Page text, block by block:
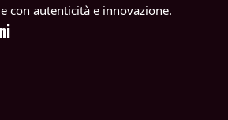
con autenticità e innovazione.